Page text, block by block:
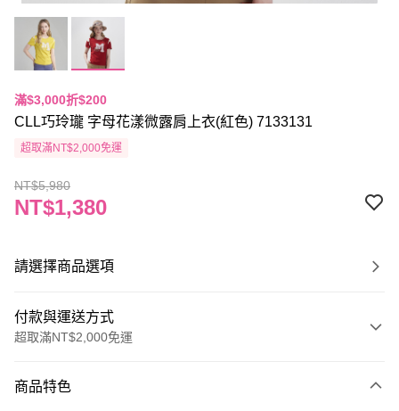
滿$3,000折$200
CLL巧玲瓏 字母花漾微露肩上衣(紅色) 7133131
超取滿NT$2,000免運
NT$5,980
NT$1,380
請選擇商品選項
付款與運送方式
超取滿NT$2,000免運
信用卡一次付款
商品特色